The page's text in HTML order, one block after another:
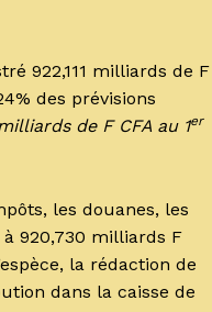
922,111 milliards de F
des prévisions
de F CFA au 1er
les douanes, les
920,730 milliards F
la rédaction de
dans la caisse de